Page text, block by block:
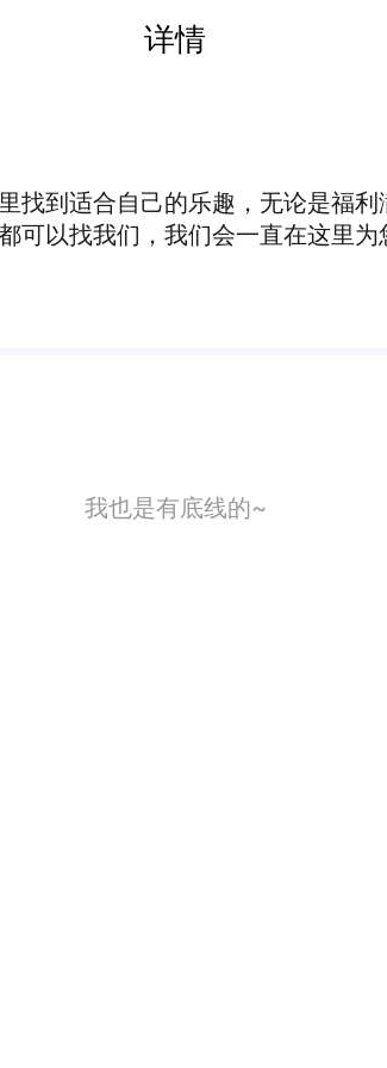
详情
到适合自己的乐趣，无论是福利
可以找我们，我们会一直在这里为
我也是有底线的~